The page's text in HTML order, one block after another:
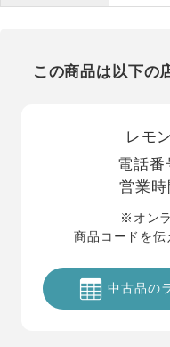
この商品は以下の
レモ
電話番
営業時
※オン
商品コードを伝
中古品の